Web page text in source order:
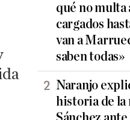
qué no multa
cargados
van a
saben todas»
Naranjo
historia de